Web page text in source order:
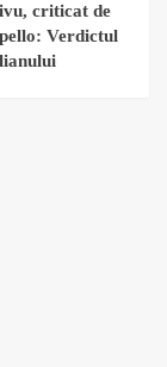
criticat de
Verdictul